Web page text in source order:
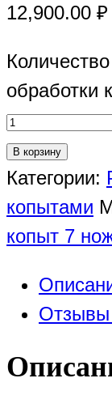
12,900.00 ₽
обработки
В корзину
Категории:
копытами
копыт 7
Отзывы